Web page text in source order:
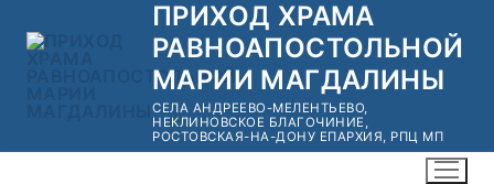
ПРИХОД ХРАМА
РАВНОАПОСТОЛЬНОЙ
МАРИИ МАГДАЛИНЫ
СЕЛА АНДРЕЕВО-МЕЛЕНТЬЕВО,
НЕКЛИНОВСКОЕ БЛАГОЧИНИЕ,
РОСТОВСКАЯ-НА-ДОНУ ЕПАРХИЯ, РПЦ МП